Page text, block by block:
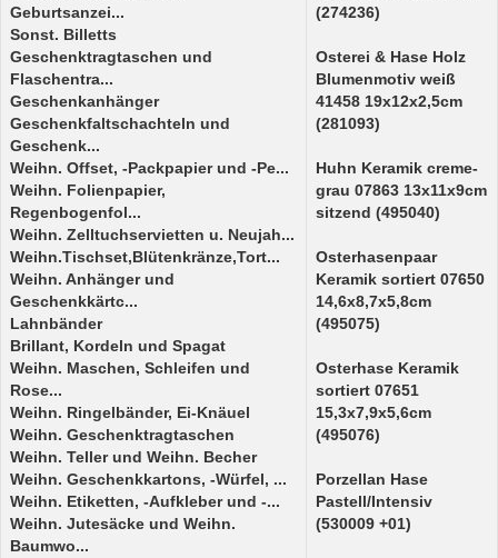
Geburtsanzei...
Sonst. Billetts
Geschenktragtaschen und
Flaschentra...
Geschenkanhänger
Geschenkfaltschachteln und
Geschenk...
Weihn. Offset, -Packpapier und -Pe...
Weihn. Folienpapier,
Regenbogenfol...
Weihn. Zelltuchservietten u. Neujah...
Weihn.Tischset,Blütenkränze,Tort...
Weihn. Anhänger und
Geschenkkärtc...
Lahnbänder
Brillant, Kordeln und Spagat
Weihn. Maschen, Schleifen und
Rose...
Weihn. Ringelbänder, Ei-Knäuel
Weihn. Geschenktragtaschen
Weihn. Teller und Weihn. Becher
Weihn. Geschenkkartons, -Würfel, ...
Weihn. Etiketten, -Aufkleber und -...
Weihn. Jutesäcke und Weihn.
Baumwo...
(274236)
Osterei & Hase Holz
Blumenmotiv weiß
41458 19x12x2,5cm
(281093)
Huhn Keramik creme-
grau 07863 13x11x9cm
sitzend (495040)
Osterhasenpaar
Keramik sortiert 07650
14,6x8,7x5,8cm
(495075)
Osterhase Keramik
sortiert 07651
15,3x7,9x5,6cm
(495076)
Porzellan Hase
Pastell/Intensiv
(530009 +01)